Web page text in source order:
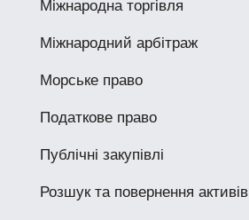
Міжнародна торгівля
Міжнародний арбітраж
Морське право
Податкове право
Публічні закупівлі
Розшук та повернення активів